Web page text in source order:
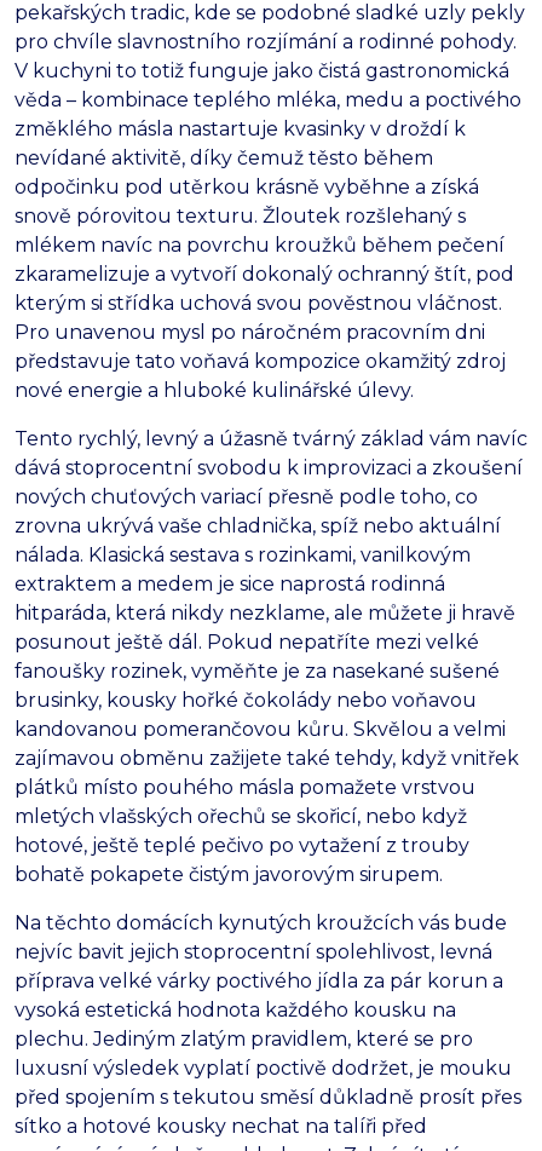
pekařských tradic, kde se podobné sladké uzly pekly
pro chvíle slavnostního rozjímání a rodinné pohody.
V kuchyni to totiž funguje jako čistá gastronomická
věda – kombinace teplého mléka, medu a poctivého
změklého másla nastartuje kvasinky v droždí k
nevídané aktivitě, díky čemuž těsto během
odpočinku pod utěrkou krásně vyběhne a získá
snově pórovitou texturu. Žloutek rozšlehaný s
mlékem navíc na povrchu kroužků během pečení
zkaramelizuje a vytvoří dokonalý ochranný štít, pod
kterým si střídka uchová svou pověstnou vláčnost.
Pro unavenou mysl po náročném pracovním dni
představuje tato voňavá kompozice okamžitý zdroj
nové energie a hluboké kulinářské úlevy.
Tento rychlý, levný a úžasně tvárný základ vám navíc
dává stoprocentní svobodu k improvizaci a zkoušení
nových chuťových variací přesně podle toho, co
zrovna ukrývá vaše chladnička, spíž nebo aktuální
nálada. Klasická sestava s rozinkami, vanilkovým
extraktem a medem je sice naprostá rodinná
hitparáda, která nikdy nezklame, ale můžete ji hravě
posunout ještě dál. Pokud nepatříte mezi velké
fanoušky rozinek, vyměňte je za nasekané sušené
brusinky, kousky hořké čokolády nebo voňavou
kandovanou pomerančovou kůru. Skvělou a velmi
zajímavou obměnu zažijete také tehdy, když vnitřek
plátků místo pouhého másla pomažete vrstvou
mletých vlašských ořechů se skořicí, nebo když
hotové, ještě teplé pečivo po vytažení z trouby
bohatě pokapete čistým javorovým sirupem.
Na těchto domácích kynutých kroužcích vás bude
nejvíc bavit jejich stoprocentní spolehlivost, levná
příprava velké várky poctivého jídla za pár korun a
vysoká estetická hodnota každého kousku na
plechu. Jediným zlatým pravidlem, které se pro
luxusní výsledek vyplatí poctivě dodržet, je mouku
před spojením s tekutou směsí důkladně prosít přes
sítko a hotové kousky nechat na talíři před